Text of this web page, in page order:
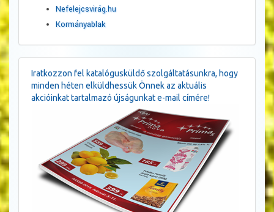
Nefelejcsvirág.hu
Kormányablak
Iratkozzon fel katalógusküldő szolgáltatásunkra, hogy
minden héten elküldhessük Önnek az aktuális
akcióinkat tartalmazó újságunkat e-mail címére!